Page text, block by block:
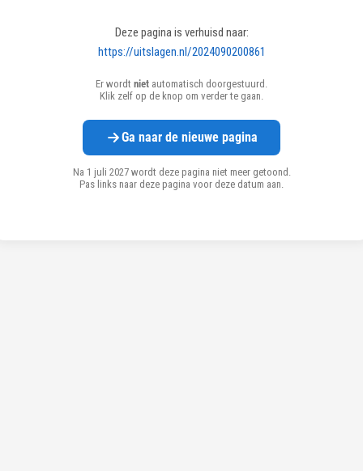
Deze pagina is verhuisd naar:
https://uitslagen.nl/2024090200861
Er wordt niet automatisch doorgestuurd.
Klik zelf op de knop om verder te gaan.
Ga naar de nieuwe pagina
Na 1 juli 2027 wordt deze pagina niet meer getoond.
Pas links naar deze pagina voor deze datum aan.